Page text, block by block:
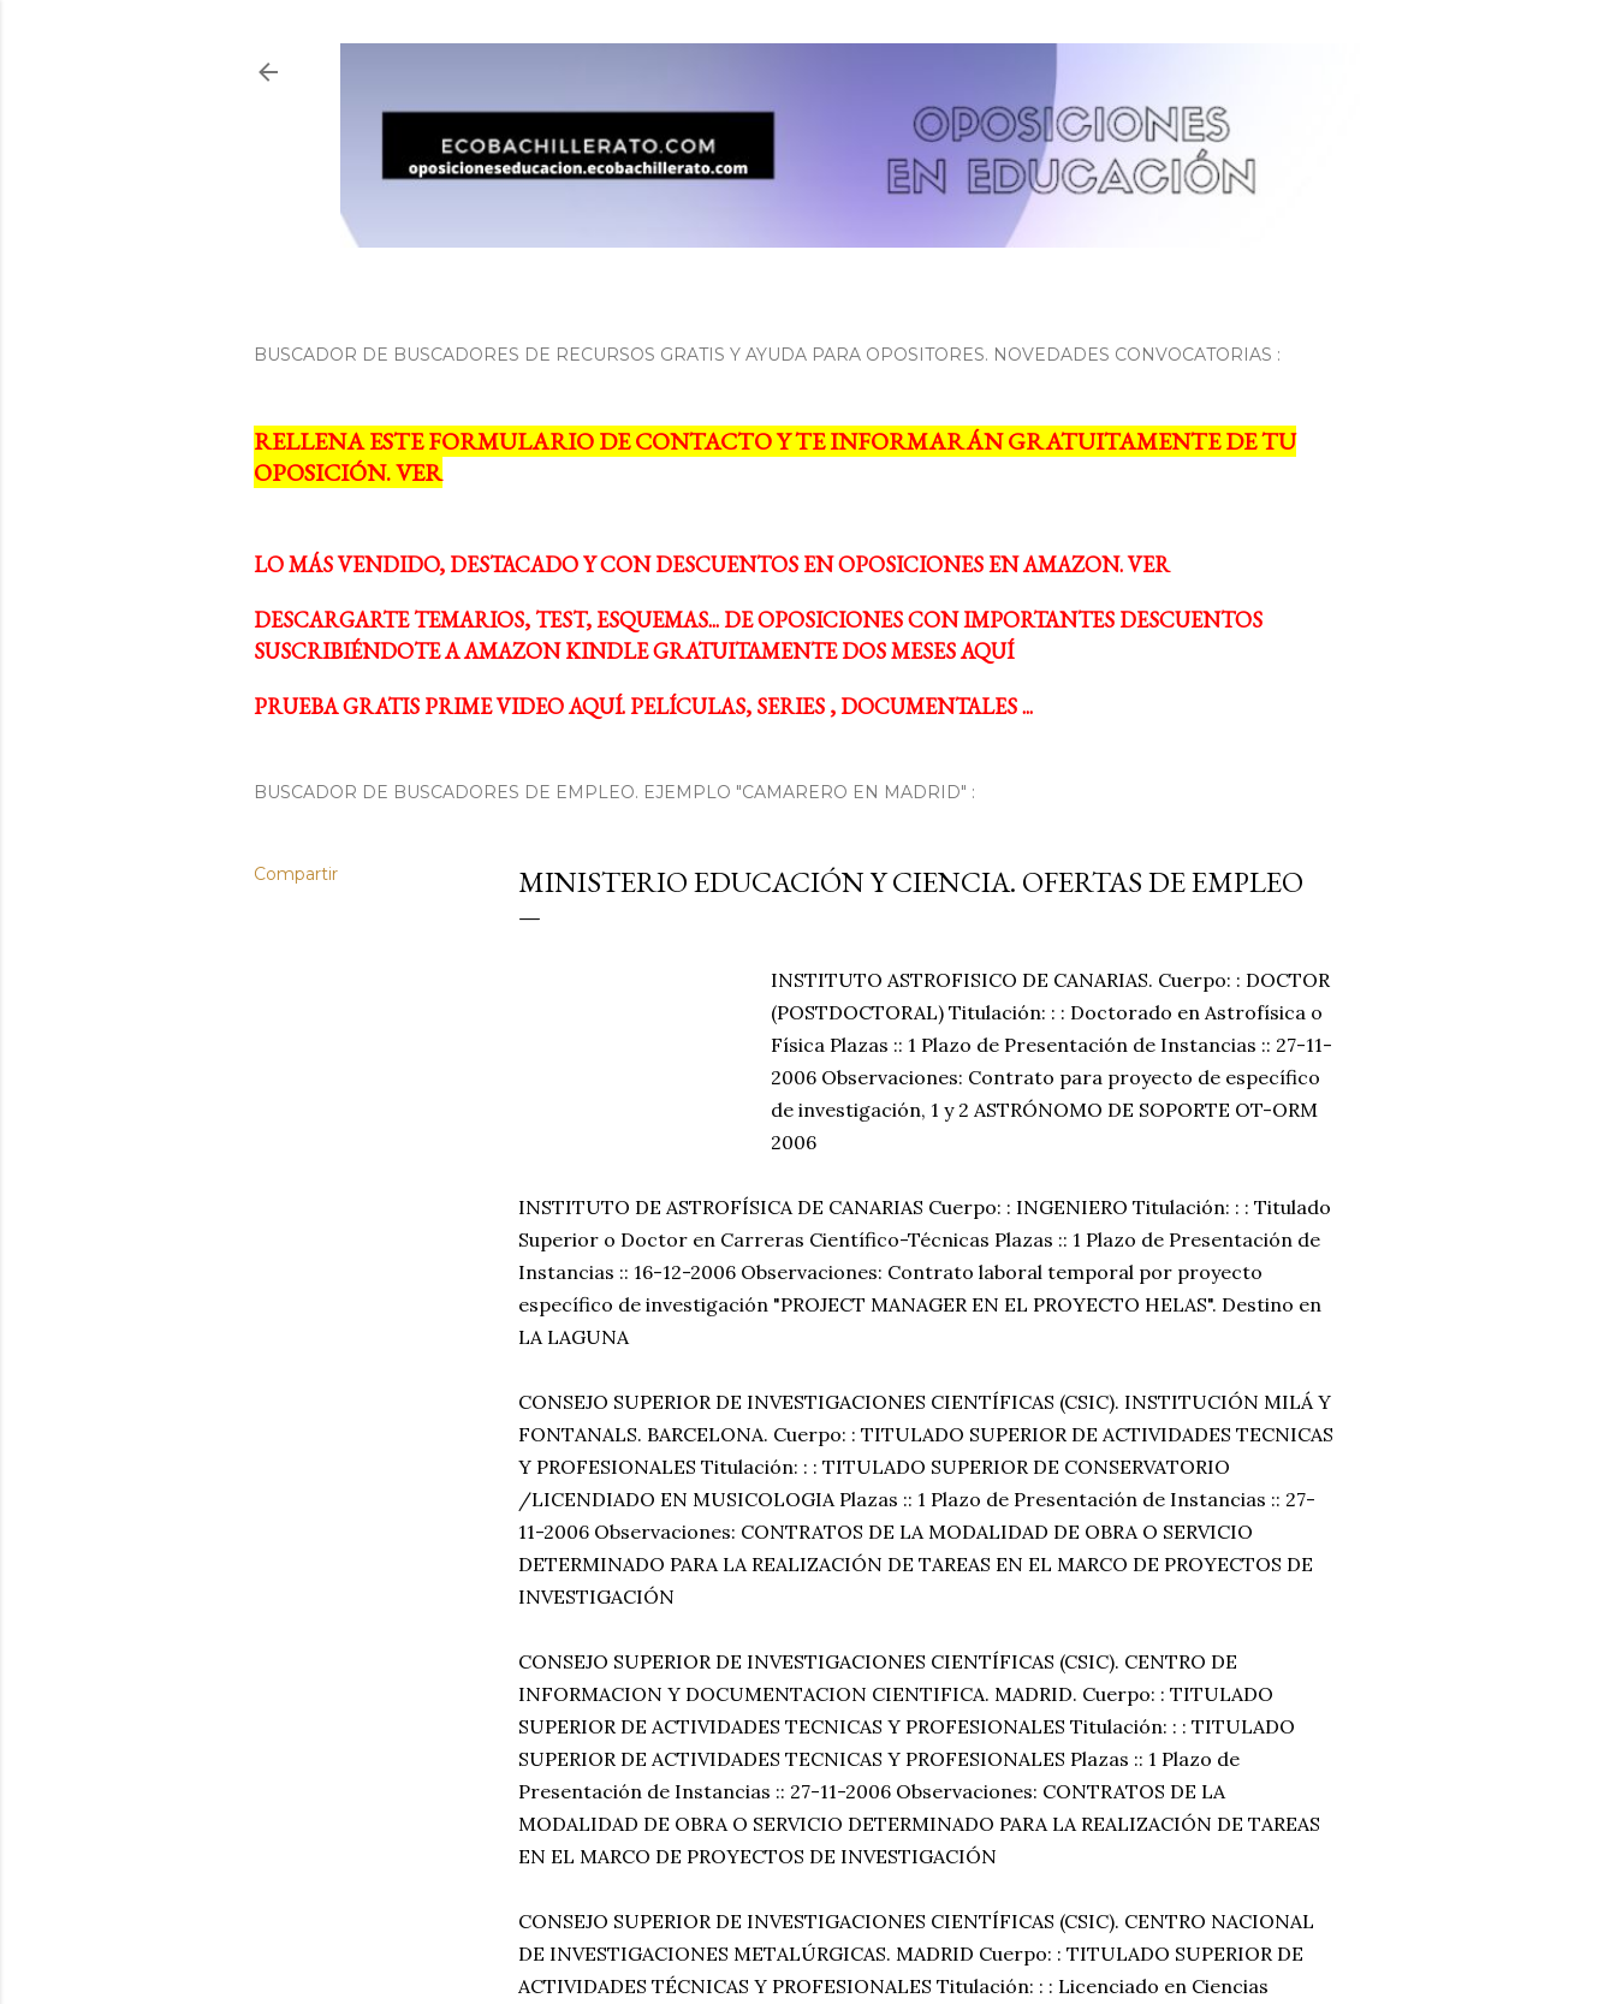
BUSCADOR DE BUSCADORES DE RECURSOS GRATIS Y AYUDA PARA OPOSITORES. NOVEDADES CONVOCATORIAS :
RELLENA ESTE FORMULARIO DE CONTACTO Y TE INFORMARÁN GRATUITAMENTE DE TU
OPOSICIÓN. VER
LO MÁS VENDIDO, DESTACADO Y CON DESCUENTOS EN OPOSICIONES EN AMAZON. VER
DESCARGARTE TEMARIOS, TEST, ESQUEMAS... DE OPOSICIONES CON IMPORTANTES DESCUENTOS
SUSCRIBIÉNDOTE A AMAZON KINDLE GRATUITAMENTE DOS MESES AQUÍ
PRUEBA GRATIS PRIME VIDEO AQUÍ. PELÍCULAS, SERIES , DOCUMENTALES ...
BUSCADOR DE BUSCADORES DE EMPLEO. EJEMPLO "CAMARERO EN MADRID" :
Compartir MINISTERIO EDUCACIÓN Y CIENCIA. OFERTAS DE EMPLEO
INSTITUTO ASTROFISICO DE CANARIAS. Cuerpo: : DOCTOR
(POSTDOCTORAL) Titulación: : : Doctorado en Astrofísica o
Física Plazas :: 1 Plazo de Presentación de Instancias :: 27-11-
2006 Observaciones: Contrato para proyecto de específico
de investigación, 1 y 2 ASTRÓNOMO DE SOPORTE OT-ORM
2006
INSTITUTO DE ASTROFÍSICA DE CANARIAS Cuerpo: : INGENIERO Titulación: : : Titulado
Superior o Doctor en Carreras Científico-Técnicas Plazas :: 1 Plazo de Presentación de
Instancias :: 16-12-2006 Observaciones: Contrato laboral temporal por proyecto
específico de investigación "PROJECT MANAGER EN EL PROYECTO HELAS". Destino en
LA LAGUNA
CONSEJO SUPERIOR DE INVESTIGACIONES CIENTÍFICAS (CSIC). INSTITUCIÓN MILÁ Y
FONTANALS. BARCELONA. Cuerpo: : TITULADO SUPERIOR DE ACTIVIDADES TECNICAS
Y PROFESIONALES Titulación: : : TITULADO SUPERIOR DE CONSERVATORIO
/LICENDIADO EN MUSICOLOGIA Plazas :: 1 Plazo de Presentación de Instancias :: 27-
11-2006 Observaciones: CONTRATOS DE LA MODALIDAD DE OBRA O SERVICIO
DETERMINADO PARA LA REALIZACIÓN DE TAREAS EN EL MARCO DE PROYECTOS DE
INVESTIGACIÓN
CONSEJO SUPERIOR DE INVESTIGACIONES CIENTÍFICAS (CSIC). CENTRO DE
INFORMACION Y DOCUMENTACION CIENTIFICA. MADRID. Cuerpo: : TITULADO
SUPERIOR DE ACTIVIDADES TECNICAS Y PROFESIONALES Titulación: : : TITULADO
SUPERIOR DE ACTIVIDADES TECNICAS Y PROFESIONALES Plazas :: 1 Plazo de
Presentación de Instancias :: 27-11-2006 Observaciones: CONTRATOS DE LA
MODALIDAD DE OBRA O SERVICIO DETERMINADO PARA LA REALIZACIÓN DE TAREAS
EN EL MARCO DE PROYECTOS DE INVESTIGACIÓN
CONSEJO SUPERIOR DE INVESTIGACIONES CIENTÍFICAS (CSIC). CENTRO NACIONAL
DE INVESTIGACIONES METALÚRGICAS. MADRID Cuerpo: : TITULADO SUPERIOR DE
ACTIVIDADES TÉCNICAS Y PROFESIONALES Titulación: : : Licenciado en Ciencias